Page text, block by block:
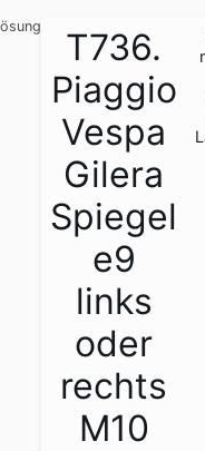
T736.
Piaggio
Vespa
Gilera
Spiegel
e9
links
oder
rechts
M10